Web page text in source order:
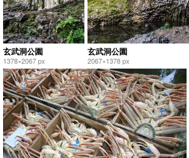
玄武洞公園
1378×2067 px
玄武洞公園
2067×1378 px